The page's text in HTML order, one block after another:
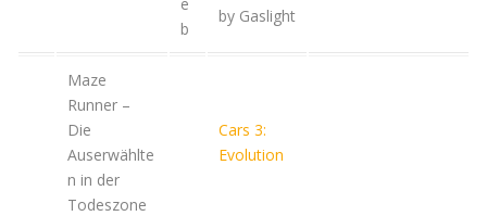
b
by Gaslight
Maze
Runner –
Die
Auserwählte
n in der
Todeszone
Cars 3:
Evolution